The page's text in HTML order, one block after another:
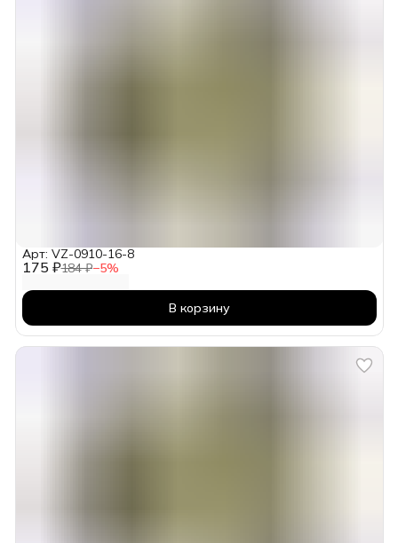
175 ₽184 ₽−5%
Арт: VZ-0910-16-8
В корзину